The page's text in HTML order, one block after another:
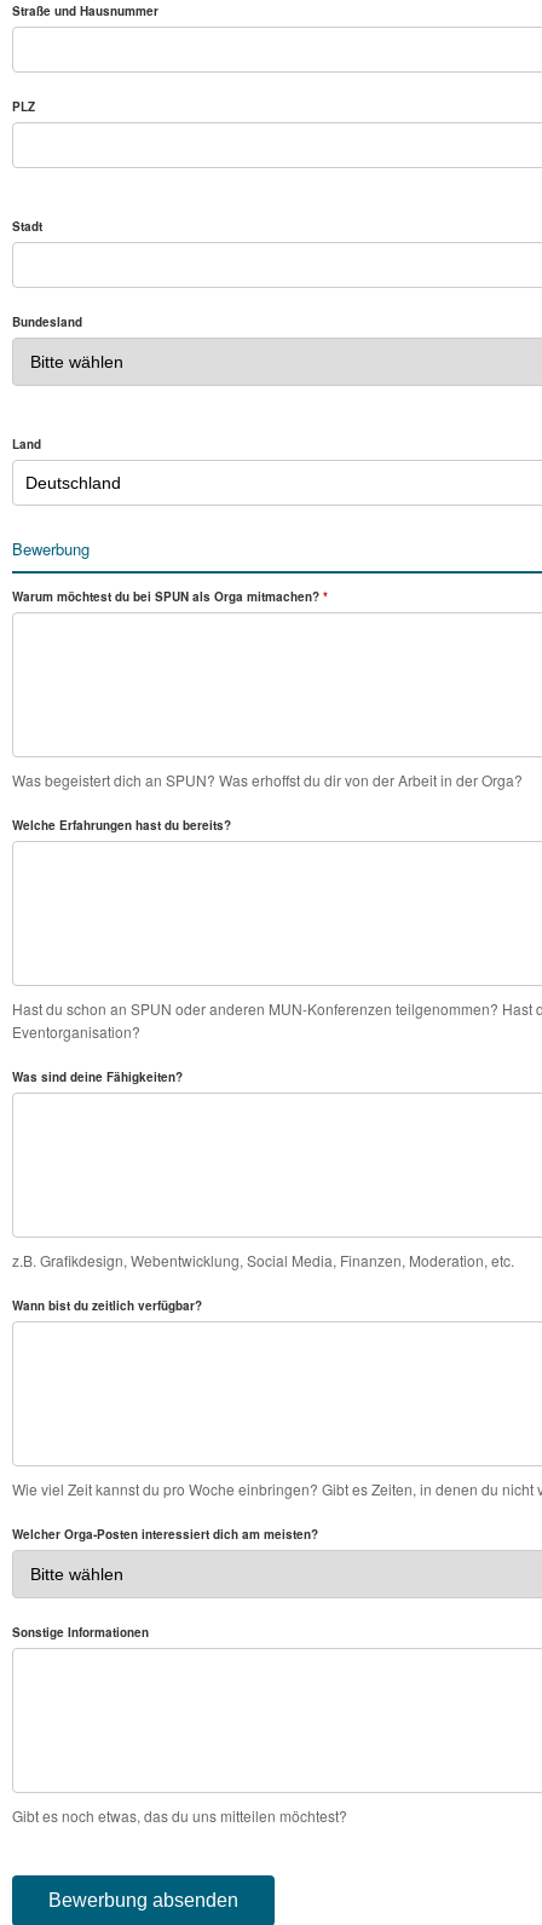
Straße und Hausnummer
PLZ
Stadt
Bundesland
Land
Bewerbung
Warum möchtest du bei SPUN als Orga mitmachen? *
Was begeistert dich an SPUN? Was erhoffst du dir von der Arbeit in der Orga?
Welche Erfahrungen hast du bereits?
Hast du schon an SPUN oder anderen MUN-Konferenzen teilgenommen? Hast
Eventorganisation?
Was sind deine Fähigkeiten?
z.B. Grafikdesign, Webentwicklung, Social Media, Finanzen, Moderation, etc.
Wann bist du zeitlich verfügbar?
Wie viel Zeit kannst du pro Woche einbringen? Gibt es Zeiten, in denen du nicht
Welcher Orga-Posten interessiert dich am meisten?
Sonstige Informationen
Gibt es noch etwas, das du uns mitteilen möchtest?
Bewerbung absenden